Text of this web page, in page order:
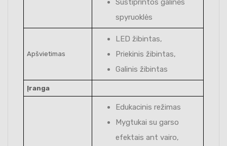
Sustiprintos galinės
spyruoklės
Apšvietimas
LED žibintas,
Priekinis žibintas,
Galinis žibintas
Įranga
Edukacinis režimas
Mygtukai su garso
efektais ant vairo,